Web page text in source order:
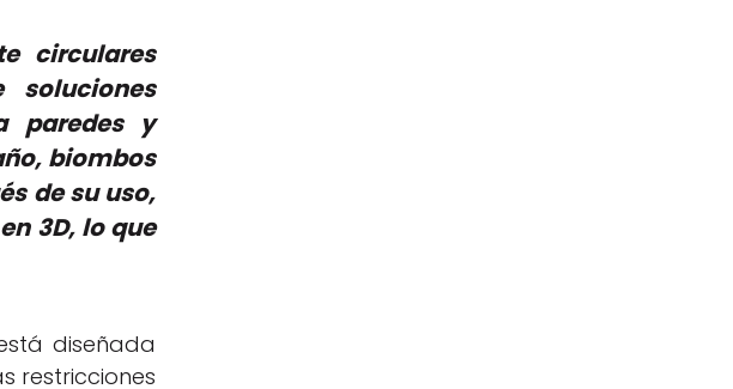
circulares
paredes y
biombos
de su uso,
3D, lo que
diseñada
restricciones